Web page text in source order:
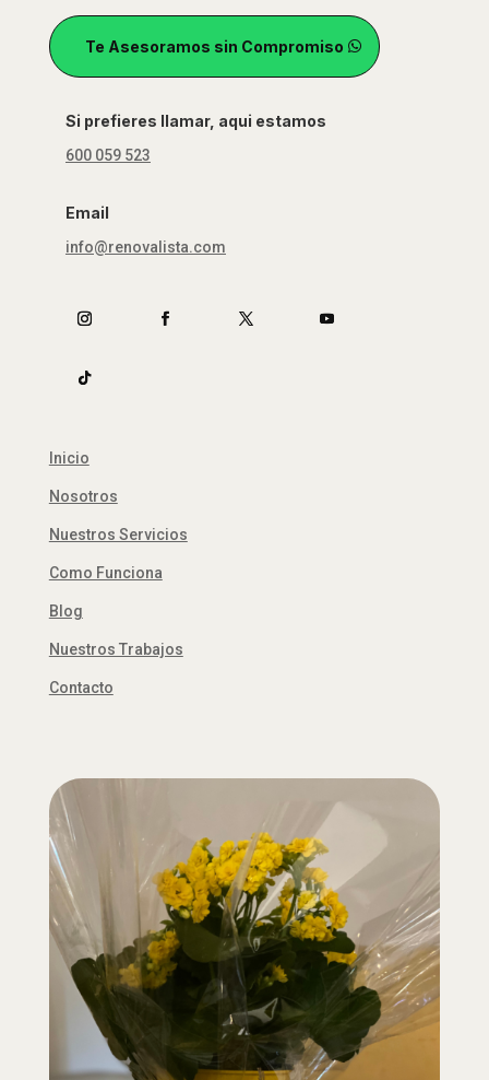
Te Asesoramos sin Compromiso
Si prefieres llamar, aqui estamos
600 059 523
Email
info@renovalista.com
Inicio
Nosotros
Nuestros Servicios
Como Funciona
Blog
Nuestros Trabajos
Contacto